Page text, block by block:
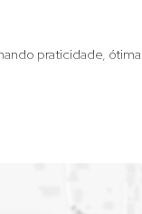
praticidade, ótima
uma excelente opção.